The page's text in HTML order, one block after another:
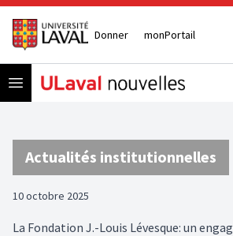
Donner monPortail
Open menu
Actualités institutionnelles
10 octobre 2025
La Fondation J.-Louis Lévesque: un